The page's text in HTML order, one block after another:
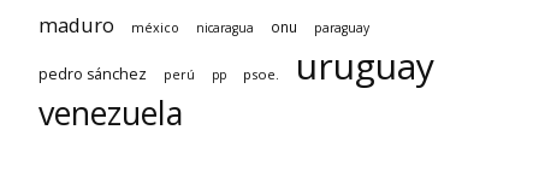
maduro méxico nicaragua onu paraguay
pedro sánchez perú pp psoe. uruguay
venezuela